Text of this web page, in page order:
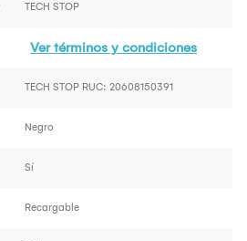
TECH STOP
Ver términos y condiciones
TECH STOP RUC: 20608150391
Negro
Sí
Recargable